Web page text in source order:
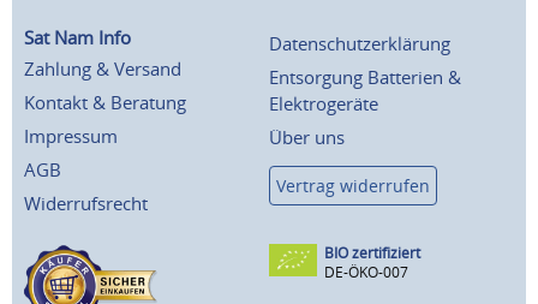
Sat Nam Info
Zahlung & Versand
Kontakt & Beratung
Impressum
AGB
Widerrufsrecht
Datenschutzerklärung
Entsorgung Batterien &
Elektrogeräte
Über uns
Vertrag widerrufen
BIO zertifiziert
DE-ÖKO-007